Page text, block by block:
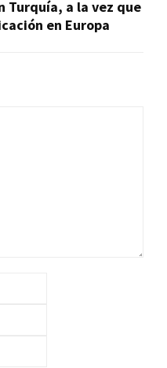
Turquía, a la vez que
en Europa